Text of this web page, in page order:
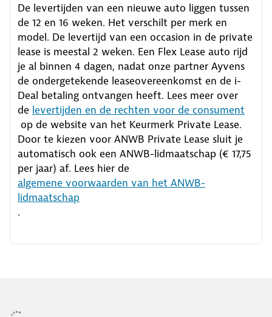
De levertijden van een nieuwe auto liggen tussen
de 12 en 16 weken. Het verschilt per merk en
model. De levertijd van een occasion in de private
lease is meestal 2 weken. Een Flex Lease auto rijd
je al binnen 4 dagen, nadat onze partner Ayvens
de ondergetekende leaseovereenkomst en de i-
Deal betaling ontvangen heeft. Lees meer over
de levertijden en de rechten voor de consument
op de website van het Keurmerk Private Lease.
Door te kiezen voor ANWB Private Lease sluit je
automatisch ook een ANWB-lidmaatschap (€ 17,75
per jaar) af. Lees hier de
algemene voorwaarden van het ANWB-
lidmaatschap
.